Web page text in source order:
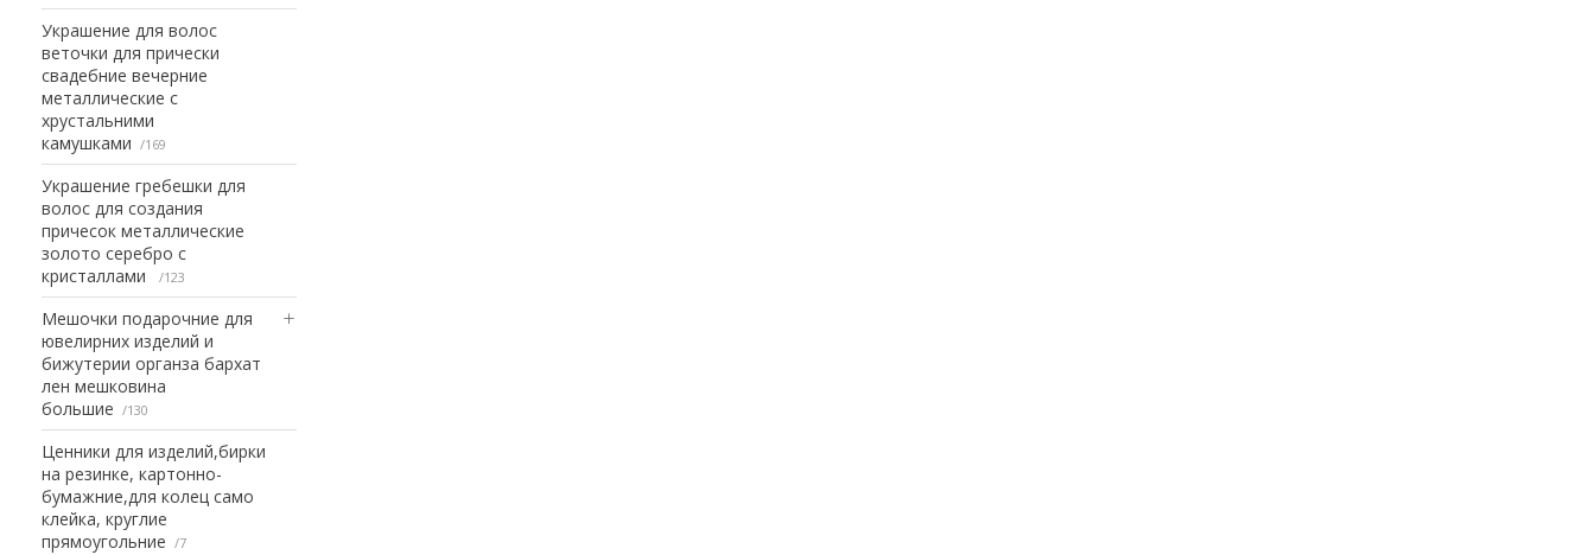
Украшение для волос
веточки для прически
свадебние вечерние
металлические с
хрустальними
камушками
169
Украшение гребешки для
волос для создания
причесок металлические
золото серебро с
кристаллами
123
Мешочки подарочние для
ювелирних изделий и
бижутерии органза бархат
лен мешковина
большие
130
Ценники для изделий,бирки
на резинке, картонно-
бумажние,для колец само
клейка, круглие
прямоугольние
7